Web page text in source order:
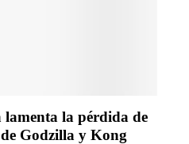
la pérdida de
Godzilla y Kong